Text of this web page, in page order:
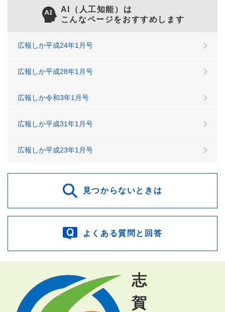
AI（人工知能）は
こんなページをおすすめします
広報しか平成24年1月号
広報しか平成28年1月号
広報しか令和3年1月号
広報しか平成31年1月号
広報しか平成23年1月号
見つからないときは
よくある質問と回答
志
賀